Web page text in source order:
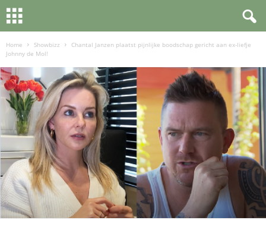
Home Showbizz
Chantal Janzen plaatst pijnlijke boodschap gericht aan ex-liefje
Johnny de Mol!